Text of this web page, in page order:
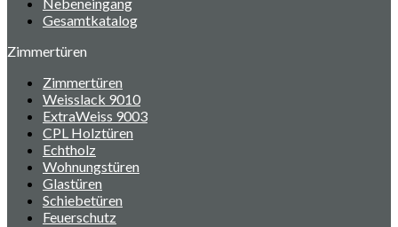
Nebeneingang
Gesamtkatalog
Zimmertüren
Zimmertüren
Weisslack 9010
ExtraWeiss 9003
CPL Holztüren
Echtholz
Wohnungstüren
Glastüren
Schiebetüren
Feuerschutz